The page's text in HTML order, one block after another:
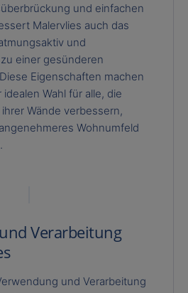
und einfachen
Malervlies auch das
und
einer gesünderen
Eigenschaften machen
Wahl für alle, die
Wände verbessern,
Wohnumfeld
Verarbeitung
und Verarbeitung